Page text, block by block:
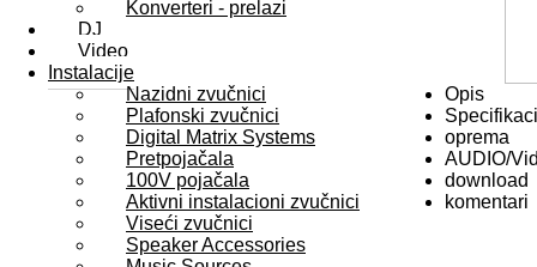
Konverteri - prelazi
DJ
Video
Instalacije
Nazidni zvučnici
Plafonski zvučnici
Digital Matrix Systems
Pretpojačala
100V pojačala
Aktivni instalacioni zvučnici
Viseći zvučnici
Speaker Accessories
Opis
oprema
AUDIO/
download
komentari